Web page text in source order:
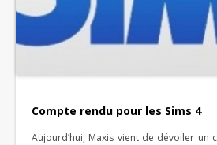
Compte rendu pour les Sims 4
Aujourd’hui, Maxis vient de dévoiler